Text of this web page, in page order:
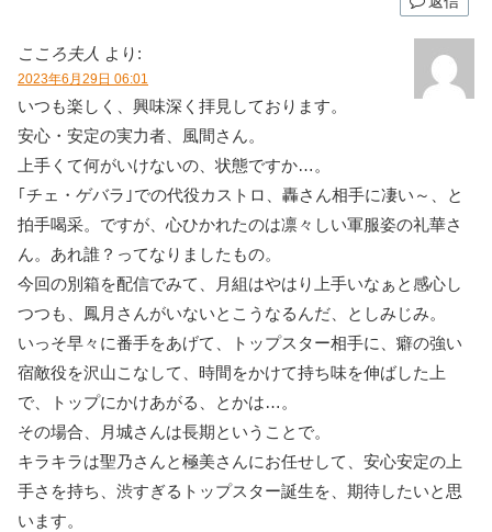
こころ夫人 より:
2023年6月29日 06:01
いつも楽しく、興味深く拝見しております。
安心・安定の実力者、風間さん。
上手くて何がいけないの、状態ですか…。
｢チェ・ゲバラ｣での代役カストロ、轟さん相手に凄い～、と
拍手喝采。ですが、心ひかれたのは凛々しい軍服姿の礼華さ
ん。あれ誰？ってなりましたもの。
今回の別箱を配信でみて、月組はやはり上手いなぁと感心し
つつも、鳳月さんがいないとこうなるんだ、としみじみ。
いっそ早々に番手をあげて、トップスター相手に、癖の強い
宿敵役を沢山こなして、時間をかけて持ち味を伸ばした上
で、トップにかけあがる、とかは…。
その場合、月城さんは長期ということで。
キラキラは聖乃さんと極美さんにお任せして、安心安定の上
手さを持ち、渋すぎるトップスター誕生を、期待したいと思
います。